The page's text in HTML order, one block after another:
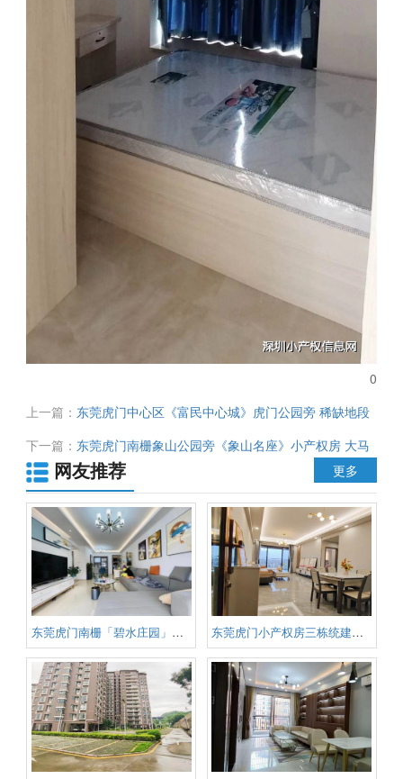
0
上一篇： 东莞虎门中心区《富民中心城》虎门公园旁 稀缺地段
投资自住绝佳 总价298000元
下一篇： 东莞虎门南栅象山公园旁《象山名座》小产权房 大马
路第一排 视野开阔采光通风 停车位充足 周边学校公园超市齐
全 首付19万
网友推荐 更多
东莞虎门南栅「碧水庄园」合围式 东莞虎门小产权房三栋统建楼「华